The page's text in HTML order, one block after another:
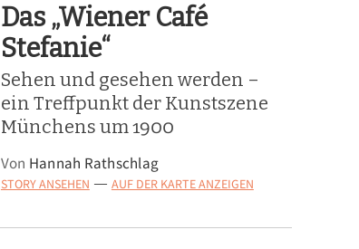
Das „Wiener Café
Stefanie“
Sehen und gesehen werden –
ein Treffpunkt der Kunstszene
Münchens um 1900
Von Hannah Rathschlag
STORY ANSEHEN — AUF DER KARTE ANZEIGEN